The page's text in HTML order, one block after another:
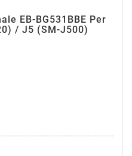
EB-BG531BBE Per
/ J5 (SM-J500)